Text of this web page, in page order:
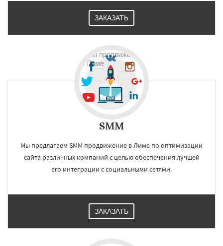
ЗАКАЗАТЬ
SMM
Мы предлагаем SMM продвижение в Лиме по оптимизации
сайта различных компаний с целью обеспечения лучшей
его интеграции с социальными сетями.
ЗАКАЗАТЬ